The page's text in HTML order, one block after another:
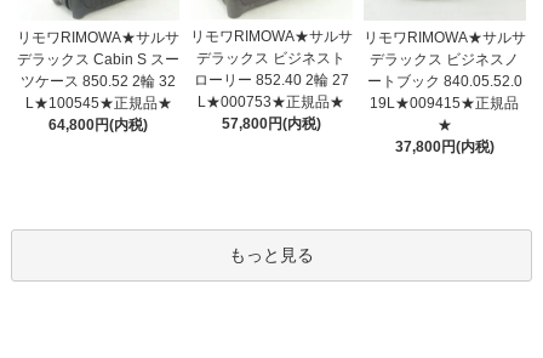
リモワRIMOWA★サルサ
デラックス Cabin S スー
ツケース 850.52 2輪 32
L★100545★正規品★
64,800円(内税)
リモワRIMOWA★サルサ
デラックス ビジネスト
ローリー 852.40 2輪 27
L★000753★正規品★
57,800円(内税)
リモワRIMOWA★サルサ
デラックス ビジネスノ
ートブック 840.05.52.0
19L★009415★正規品
★
37,800円(内税)
もっと見る